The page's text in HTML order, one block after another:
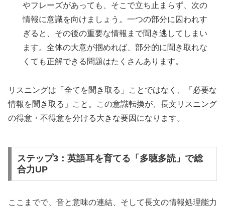
やフレーズがあっても、そこで立ち止まらず、次の
情報に意識を向けましょう。一つの部分に囚われす
ぎると、その後の重要な情報まで聞き逃してしまい
ます。全体の大意が掴めれば、部分的に聞き取れな
くても正解できる問題はたくさんあります。
リスニングは「全てを聞き取る」ことではなく、「必要な
情報を聞き取る」こと。この意識転換が、長文リスニング
の得意・不得意を分ける大きな要因になります。
ステップ3：英語耳を育てる「多聴多読」で総
合力UP
ここまでで、音と意味の連結、そして長文の情報処理能力